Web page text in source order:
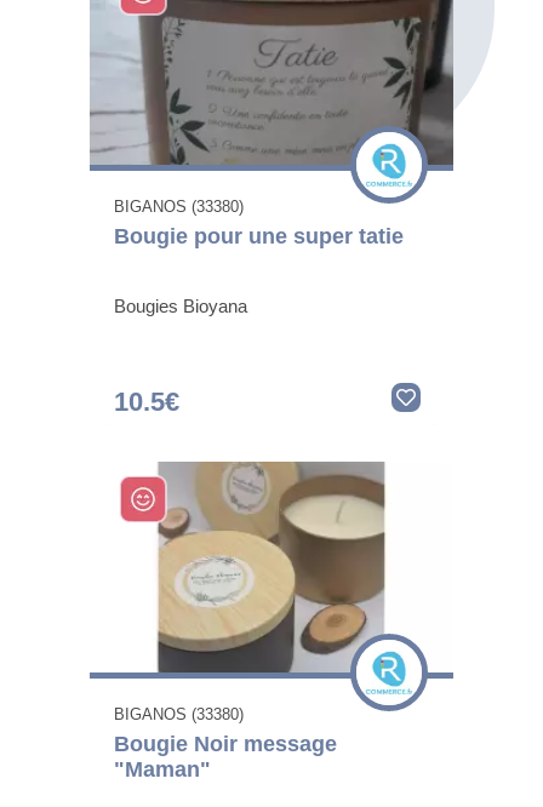
BIGANOS (33380)
Bougie pour une super tatie
Bougies Bioyana
10.5€
BIGANOS (33380)
Bougie Noir message
"Maman"